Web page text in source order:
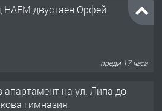
НАЕМ двустаен Орфей
преди 17 часа
апартамент на ул. Липа до
гимназия